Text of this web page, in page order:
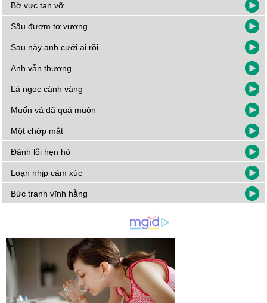
Bờ vực tan vỡ
Sầu đượm tơ vương
Sau này anh cưới ai rồi
Anh vẫn thương
Lá ngọc cành vàng
Muốn vá đã quá muộn
Một chớp mắt
Đành lỗi hẹn hò
Loạn nhịp cảm xúc
Bức tranh vĩnh hằng